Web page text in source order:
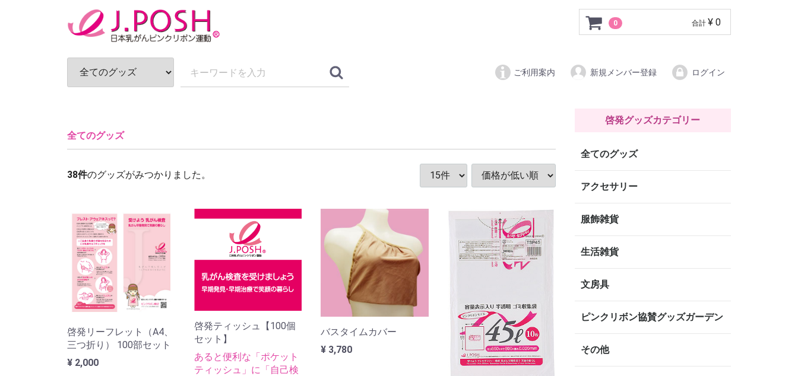
ピンクリボン グッズパーク
0 合計 ¥ 0
ご利用案内 新規メンバー登録 ログイン
全てのグッズ
38件のグッズがみつかりました。
啓発リーフレット（A4、
三つ折り） 100部セット
¥ 2,000
啓発ティッシュ【100個
セット】
あると便利な「ポケット
ティッシュ」に「自己検
バスタイムカバー
¥ 3,780
啓発グッズカテゴリー
全てのグッズ
アクセサリー
服飾雑貨
生活雑貨
文房具
ピンクリボン協賛グッズガーデン
その他